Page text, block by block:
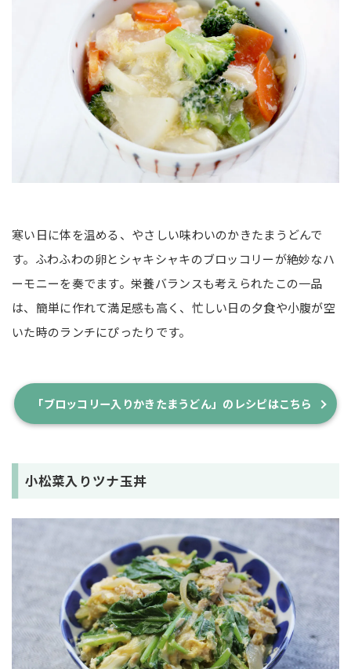
寒い日に体を温める、やさしい味わいのかきたまうどんで
す。ふわふわの卵とシャキシャキのブロッコリーが絶妙なハ
ーモニーを奏でます。栄養バランスも考えられたこの一品
は、簡単に作れて満足感も高く、忙しい日の夕食や小腹が空
いた時のランチにぴったりです。
「ブロッコリー入りかきたまうどん」のレシピはこちら
小松菜入りツナ玉丼